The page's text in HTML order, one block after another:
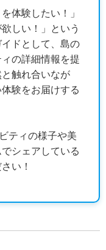
体験したい！」
しい！」という
ドとして、島の
の詳細情報を提
触れ合いなが
験をお届けする
ティの様子や美
シェアしている
い！